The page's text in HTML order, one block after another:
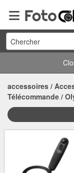
Chercher
accessoires /
Télécommande /